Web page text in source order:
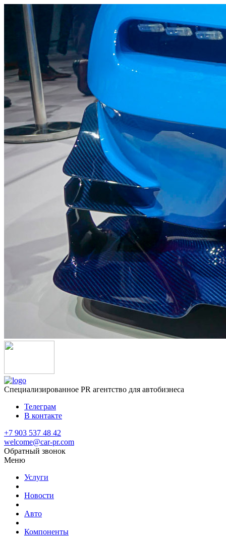
Специализированное PR агентство для автобизнеса
Телеграм
В контакте
+7 903 537 48 42
welcome@car-pr.com
Обратный звонок
Меню
Услуги
Новости
Авто
Компоненты